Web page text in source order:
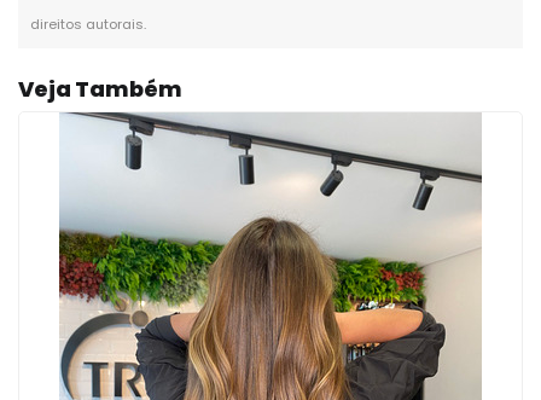
direitos autorais.
Veja Também